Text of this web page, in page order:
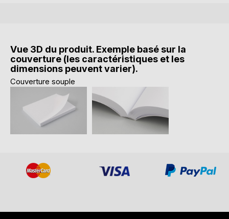
Vue 3D du produit. Exemple basé sur la
couverture (les caractéristiques et les
dimensions peuvent varier).
Couverture souple